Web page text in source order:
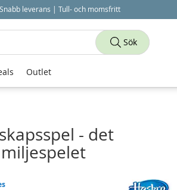
leverans | Tull- och momsfritt
- det
Sök
Outlet